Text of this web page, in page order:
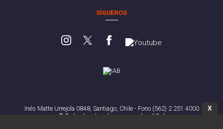
SÍGUENOS
Inés Matte Urrejola 0848, Santiago, Chile - Fono (562) 2 251 4000
© Todos los derechos reservados. 13.cl
X